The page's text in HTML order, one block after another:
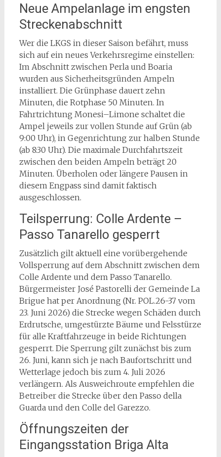
Neue Ampelanlage im engsten
Streckenabschnitt
Wer die LKGS in dieser Saison befährt, muss
sich auf ein neues Verkehrsregime einstellen:
Im Abschnitt zwischen Perla und Boaria
wurden aus Sicherheitsgründen Ampeln
installiert. Die Grünphase dauert zehn
Minuten, die Rotphase 50 Minuten. In
Fahrtrichtung Monesi–Limone schaltet die
Ampel jeweils zur vollen Stunde auf Grün (ab
9:00 Uhr), in Gegenrichtung zur halben Stunde
(ab 8:30 Uhr). Die maximale Durchfahrtszeit
zwischen den beiden Ampeln beträgt 20
Minuten. Überholen oder längere Pausen in
diesem Engpass sind damit faktisch
ausgeschlossen.
Teilsperrung: Colle Ardente –
Passo Tanarello gesperrt
Zusätzlich gilt aktuell eine vorübergehende
Vollsperrung auf dem Abschnitt zwischen dem
Colle Ardente und dem Passo Tanarello.
Bürgermeister José Pastorelli der Gemeinde La
Brigue hat per Anordnung (Nr. POL.26-37 vom
23. Juni 2026) die Strecke wegen Schäden durch
Erdrutsche, umgestürzte Bäume und Felsstürze
für alle Kraftfahrzeuge in beide Richtungen
gesperrt. Die Sperrung gilt zunächst bis zum
26. Juni, kann sich je nach Baufortschritt und
Wetterlage jedoch bis zum 4. Juli 2026
verlängern. Als Ausweichroute empfehlen die
Betreiber die Strecke über den Passo della
Guarda und den Colle del Garezzo.
Öffnungszeiten der
Eingangsstation Briga Alta